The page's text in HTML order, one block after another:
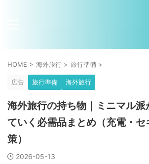
HOME > 海外旅行 > 旅行準備 >
広告 旅行準備 海外旅行
海外旅行の持ち物｜ミニマル派
ていく必需品まとめ（充電・セ
策）
2026-05-13